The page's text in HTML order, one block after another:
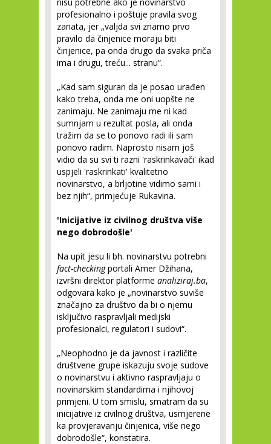
profesionalno i poštuje pravila svog
zanata, jer „valjda svi znamo prvo
pravilo da činjenice moraju biti
činjenice, pa onda drugo da svaka priča
ima i drugu, treću... stranu“.
„Kad sam siguran da je posao urađen
kako treba, onda me oni uopšte ne
zanimaju. Ne zanimaju me ni kad
sumnjam u rezultat posla, ali onda
tražim da se to ponovo radi ili sam
ponovo radim. Naprosto nisam još
vidio da su svi ti razni 'raskrinkavači' ikad
uspjeli 'raskrinkati' kvalitetno
novinarstvo, a brljotine vidimo sami i
bez njih“, primjećuje Rukavina.
'Inicijative iz civilnog društva više
nego dobrodošle'
Na upit jesu li bh. novinarstvu potrebni
fact-checkingportali Amer Džihana,
izvršni direktor platforme analiziraj.ba,
odgovara kako je „novinarstvo suviše
značajno za društvo da bi o njemu
isključivo raspravljali medijski
profesionalci, regulatori i sudovi“.
„Neophodno je da javnost i različite
društvene grupe iskazuju svoje sudove
o novinarstvu i aktivno raspravljaju o
novinarskim standardima i njihovoj
primjeni. U tom smislu, smatram da su
inicijative iz civilnog društva, usmjerene
ka provjeravanju činjenica, više nego
dobrodošle“, konstatira.